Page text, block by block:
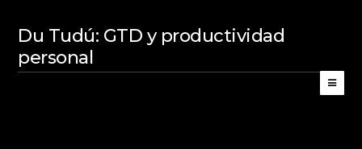
Du Tudú: GTD y productividad
personal